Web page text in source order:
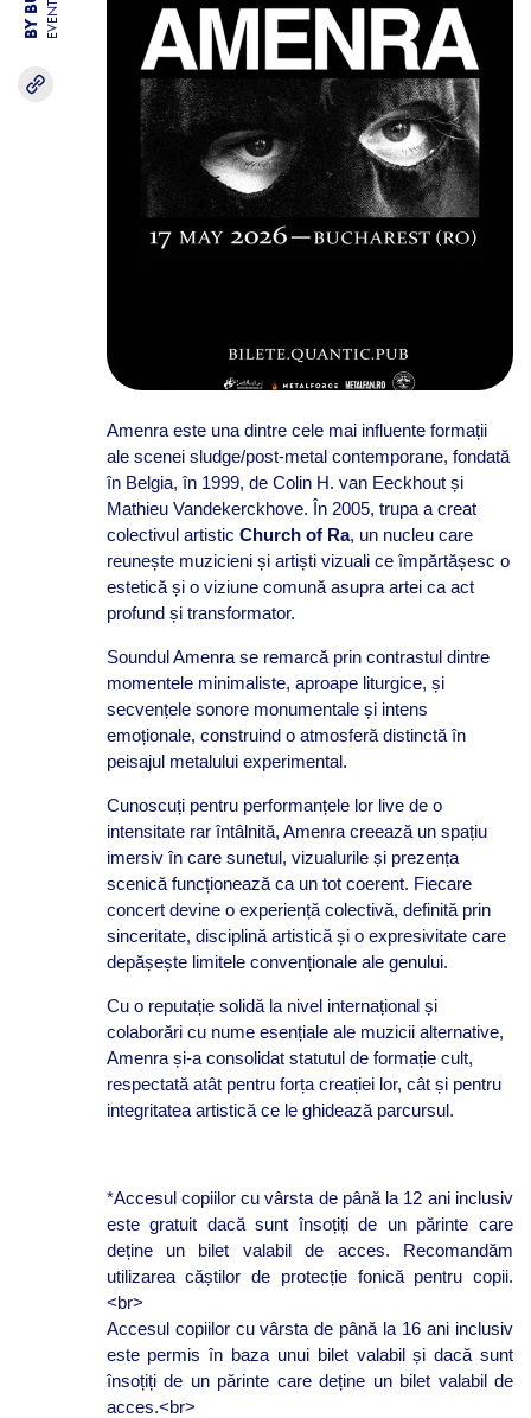
EVENTS
Amenra este una dintre cele mai influente formații
ale scenei sludge/post-metal contemporane, fondată
în Belgia, în 1999, de Colin H. van Eeckhout și
Mathieu Vandekerckhove. În 2005, trupa a creat
colectivul artistic Church of Ra, un nucleu care
reunește muzicieni și artiști vizuali ce împărtășesc o
estetică și o viziune comună asupra artei ca act
profund și transformator.
Soundul Amenra se remarcă prin contrastul dintre
momentele minimaliste, aproape liturgice, și
secvențele sonore monumentale și intens
emoționale, construind o atmosferă distinctă în
peisajul metalului experimental.
Cunoscuți pentru performanțele lor live de o
intensitate rar întâlnită, Amenra creează un spațiu
imersiv în care sunetul, vizualurile și prezența
scenică funcționează ca un tot coerent. Fiecare
concert devine o experiență colectivă, definită prin
sinceritate, disciplină artistică și o expresivitate care
depășește limitele convenționale ale genului.
Cu o reputație solidă la nivel internațional și
colaborări cu nume esențiale ale muzicii alternative,
Amenra și-a consolidat statutul de formație cult,
respectată atât pentru forța creației lor, cât și pentru
integritatea artistică ce le ghidează parcursul.
*Accesul copiilor cu vârsta de până la 12 ani inclusiv
este gratuit dacă sunt însoțiți de un părinte care
deține un bilet valabil de acces. Recomandăm
utilizarea căștilor de protecție fonică pentru copii.
<br>
Accesul copiilor cu vârsta de până la 16 ani inclusiv
este permis în baza unui bilet valabil și dacă sunt
însoțiți de un părinte care deține un bilet valabil de
acces.<br>